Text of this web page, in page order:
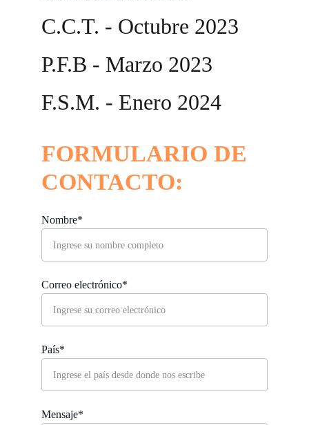
P.F.B - Marzo 2023
C.C.T. - Octubre 2023
F.S.M. - Enero 2024
Nombre*
Correo electrónico*
País*
Mensaje*
FORMULARIO DE
CONTACTO: